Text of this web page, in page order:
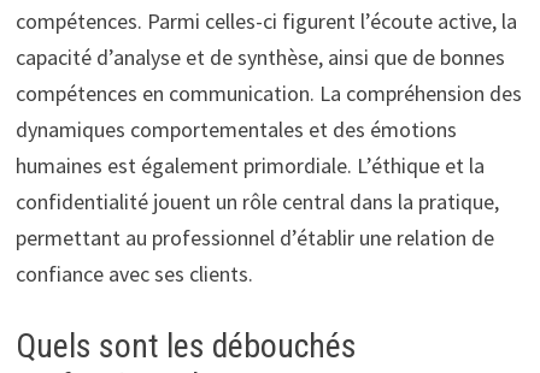
compétences. Parmi celles-ci figurent l’écoute active, la
capacité d’analyse et de synthèse, ainsi que de bonnes
compétences en communication. La compréhension des
dynamiques comportementales et des émotions
humaines est également primordiale. L’éthique et la
confidentialité jouent un rôle central dans la pratique,
permettant au professionnel d’établir une relation de
confiance avec ses clients.
Quels sont les débouchés